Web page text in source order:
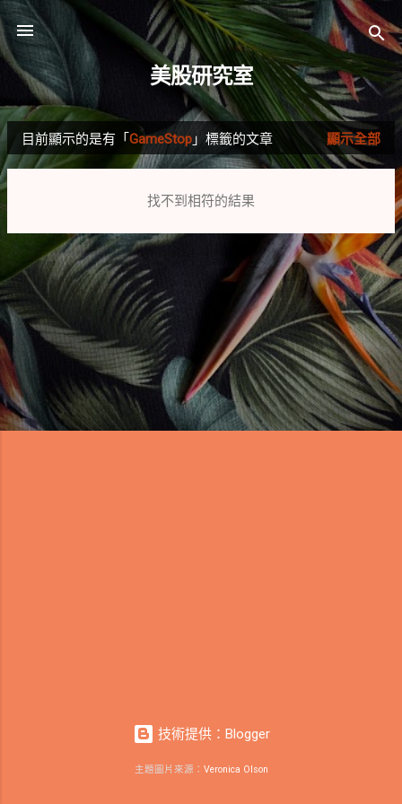
跳到主要內容
美股研究室
發
章
目前顯示的是有「 GameStop 」標籤的文章 顯示全部
找不到相符的結果
技術提供：Blogger
主題圖片來源： Veronica Olson